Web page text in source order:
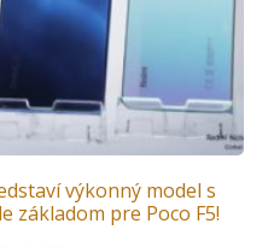
výkonný model s
základom pre Poco F5!